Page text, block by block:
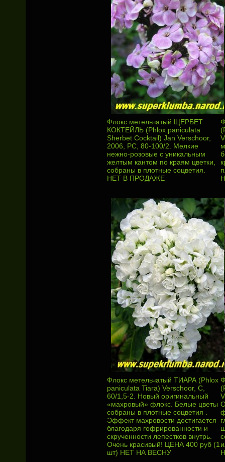
Флокс метельчатый ЩЕРБЕТ
КОКТЕЙЛЬ (Phlox paniculata
Sherbet Cocktail) Jan Verschoor,
2006, РС, 80-100/2. Мелкие
нежно-розовые с уникальным
желтым кантом по краям цветки,
собраны в плотные соцветия.
НЕТ В ПРОДАЖЕ
Флокс метельчатый ТИАРА (Phlox
paniculata Tiara) Verschoor, С,
60/1,5-2. Новый оригинальный
«махровый» флокс. Белые цветы
собраны в плотные соцветия .
Эффект махровости достигается
благодаря гофрированности и
скрученности лепестков внутрь.
Очень красивый! ЦЕНА 400 руб (1
шт) НЕТ НА ВЕСНУ